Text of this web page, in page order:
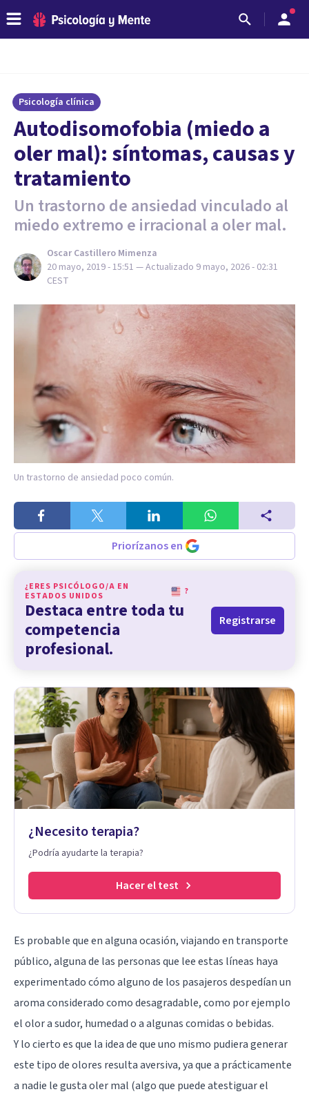
Psicología clínica
Autodisomofobia (miedo a
oler mal): síntomas, causas y
tratamiento
Un trastorno de ansiedad vinculado al
miedo extremo e irracional a oler mal.
Oscar Castillero Mimenza
20 mayo, 2019 - 15:51 — Actualizado 9 mayo, 2026 - 02:31
CEST
Un trastorno de ansiedad poco común.
Priorízanos en
¿ERES PSICÓLOGO/A EN
ESTADOS UNIDOS
?
Destaca entre toda tu
competencia
profesional.
Registrarse
¿Necesito terapia?
¿Podría ayudarte la terapia?
Hacer el test
Es probable que en alguna ocasión, viajando en transporte
público, alguna de las personas que lee estas líneas haya
experimentado cómo alguno de los pasajeros despedían un
aroma considerado como desagradable, como por ejemplo
el olor a sudor, humedad o a algunas comidas o bebidas.
Y lo cierto es que la idea de que uno mismo pudiera generar
este tipo de olores resulta aversiva, ya que a prácticamente
a nadie le gusta oler mal (algo que puede atestiguar el